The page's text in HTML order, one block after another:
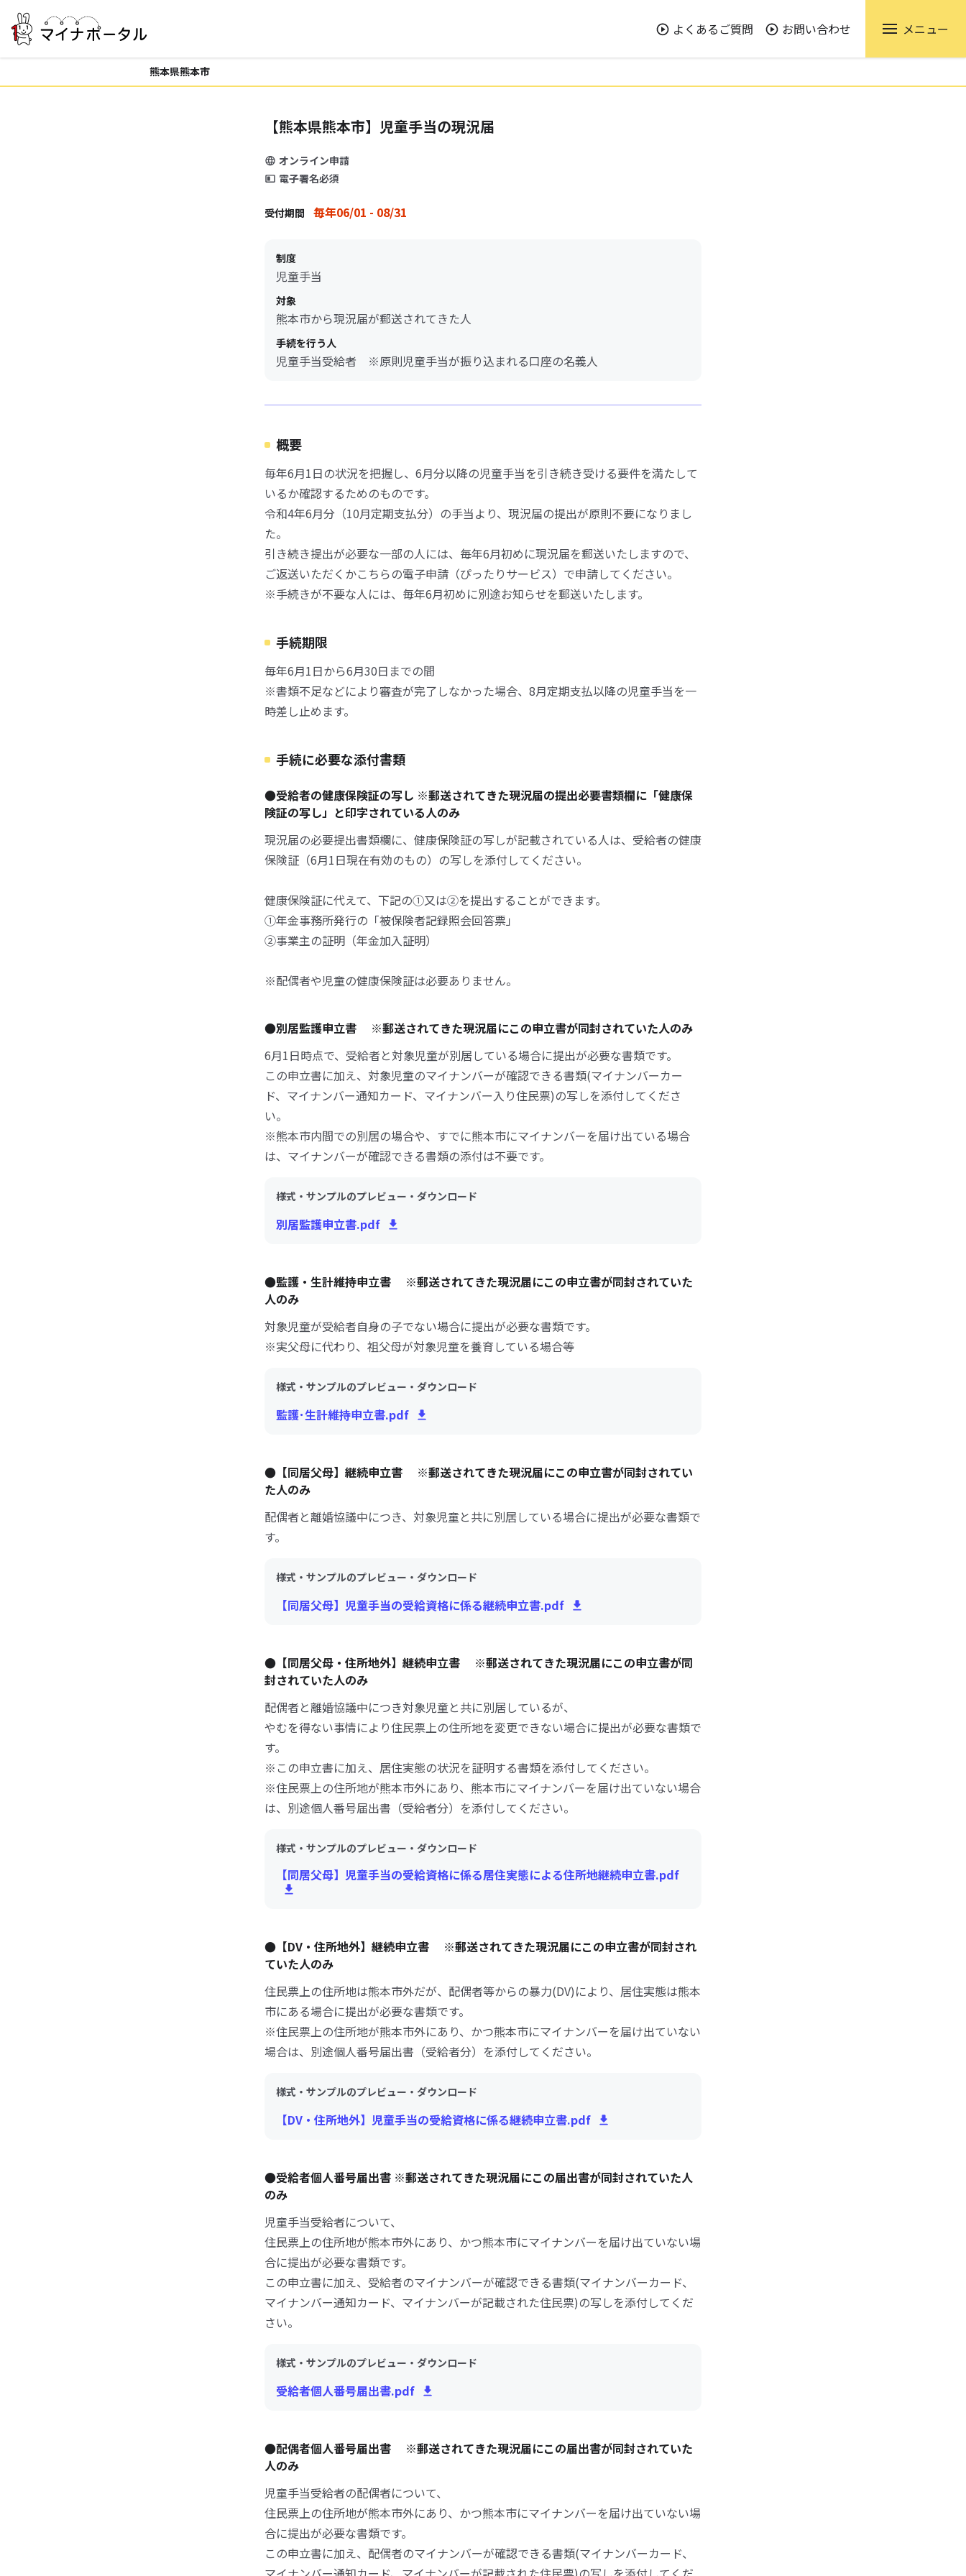
よくあるご質問 お問い合わせ メニュー
熊本県熊本市
【熊本県熊本市】児童手当の現況届
オンライン申請
電子署名必須
受付期間 毎年06/01 - 08/31
制度
児童手当
対象
熊本市から現況届が郵送されてきた人
手続を行う人
児童手当受給者 ※原則児童手当が振り込まれる口座の名義人
概要
毎年6月1日の状況を把握し、6月分以降の児童手当を引き続き受ける要件を満たして
いるか確認するためのものです。
令和4年6月分（10月定期支払分）の手当より、現況届の提出が原則不要になりまし
た。
引き続き提出が必要な一部の人には、毎年6月初めに現況届を郵送いたしますので、
ご返送いただくかこちらの電子申請（ぴったりサービス）で申請してください。
※手続きが不要な人には、毎年6月初めに別途お知らせを郵送いたします。
手続期限
毎年6月1日から6月30日までの間
※書類不足などにより審査が完了しなかった場合、8月定期支払以降の児童手当を一
時差し止めます。
手続に必要な添付書類
●受給者の健康保険証の写し ※郵送されてきた現況届の提出必要書類欄に「健康保
険証の写し」と印字されている人のみ
現況届の必要提出書類欄に、健康保険証の写しが記載されている人は、受給者の健康
保険証（6月1日現在有効のもの）の写しを添付してください。
健康保険証に代えて、下記の①又は②を提出することができます。
①年金事務所発行の「被保険者記録照会回答票」
②事業主の証明（年金加入証明）
※配偶者や児童の健康保険証は必要ありません。
●別居監護申立書 ※郵送されてきた現況届にこの申立書が同封されていた人のみ
6月1日時点で、受給者と対象児童が別居している場合に提出が必要な書類です。
この申立書に加え、対象児童のマイナンバーが確認できる書類(マイナンバーカー
ド、マイナンバー通知カード、マイナンバー入り住民票)の写しを添付してくださ
い。
※熊本市内間での別居の場合や、すでに熊本市にマイナンバーを届け出ている場合
は、マイナンバーが確認できる書類の添付は不要です。
様式・サンプルのプレビュー・ダウンロード
別居監護申立書.pdf
●監護・生計維持申立書 ※郵送されてきた現況届にこの申立書が同封されていた
人のみ
対象児童が受給者自身の子でない場合に提出が必要な書類です。
※実父母に代わり、祖父母が対象児童を養育している場合等
様式・サンプルのプレビュー・ダウンロード
監護･生計維持申立書.pdf
●【同居父母】継続申立書 ※郵送されてきた現況届にこの申立書が同封されてい
た人のみ
配偶者と離婚協議中につき、対象児童と共に別居している場合に提出が必要な書類で
す。
様式・サンプルのプレビュー・ダウンロード
【同居父母】児童手当の受給資格に係る継続申立書.pdf
●【同居父母・住所地外】継続申立書 ※郵送されてきた現況届にこの申立書が同
封されていた人のみ
配偶者と離婚協議中につき対象児童と共に別居しているが、
やむを得ない事情により住民票上の住所地を変更できない場合に提出が必要な書類で
す。
※この申立書に加え、居住実態の状況を証明する書類を添付してください。
※住民票上の住所地が熊本市外にあり、熊本市にマイナンバーを届け出ていない場合
は、別途個人番号届出書（受給者分）を添付してください。
様式・サンプルのプレビュー・ダウンロード
【同居父母】児童手当の受給資格に係る居住実態による住所地継続申立書.pdf
●【DV・住所地外】継続申立書 ※郵送されてきた現況届にこの申立書が同封され
ていた人のみ
住民票上の住所地は熊本市外だが、配偶者等からの暴力(DV)により、居住実態は熊本
市にある場合に提出が必要な書類です。
※住民票上の住所地が熊本市外にあり、かつ熊本市にマイナンバーを届け出ていない
場合は、別途個人番号届出書（受給者分）を添付してください。
様式・サンプルのプレビュー・ダウンロード
【DV・住所地外】児童手当の受給資格に係る継続申立書.pdf
●受給者個人番号届出書 ※郵送されてきた現況届にこの届出書が同封されていた人
のみ
児童手当受給者について、
住民票上の住所地が熊本市外にあり、かつ熊本市にマイナンバーを届け出ていない場
合に提出が必要な書類です。
この申立書に加え、受給者のマイナンバーが確認できる書類(マイナンバーカード、
マイナンバー通知カード、マイナンバーが記載された住民票)の写しを添付してくだ
さい。
様式・サンプルのプレビュー・ダウンロード
受給者個人番号届出書.pdf
●配偶者個人番号届出書 ※郵送されてきた現況届にこの届出書が同封されていた
人のみ
児童手当受給者の配偶者について、
住民票上の住所地が熊本市外にあり、かつ熊本市にマイナンバーを届け出ていない場
合に提出が必要な書類です。
この申立書に加え、配偶者のマイナンバーが確認できる書類(マイナンバーカード、